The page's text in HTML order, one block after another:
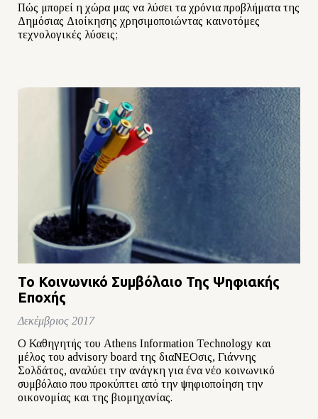
Πώς μπορεί η χώρα μας να λύσει τα χρόνια προβλήματα της
Δημόσιας Διοίκησης χρησιμοποιώντας καινοτόμες
τεχνολογικές λύσεις;
Το Κοινωνικό Συμβόλαιο Της Ψηφιακής
Εποχής
Δεκέμβριος 2017
Ο Καθηγητής του Athens Information Technology και
μέλος του advisory board της διαΝΕΟσις, Γιάννης
Σολδάτος, αναλύει την ανάγκη για ένα νέο κοινωνικό
συμβόλαιο που προκύπτει από την ψηφιοποίηση την
οικονομίας και της βιομηχανίας.